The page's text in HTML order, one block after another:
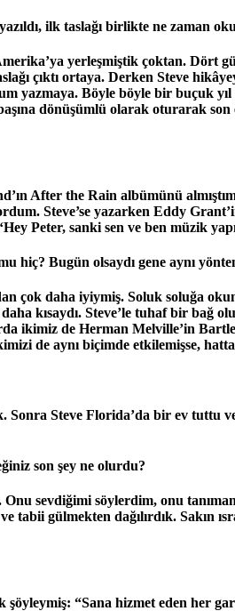
ilk taslağı birlikte ne zaman
yerleşmiştik çoktan. Dört
çıktı ortaya. Derken Steve
yazmaya. Böyle böyle bir buçuk yıl
dönüşümlü olarak oturarak
After the Rain albümünü
Steve’se yazarken Eddy
Peter, sanki sen ve ben müzik
Bugün olsaydı gene aynı
çok daha iyiymiş. Soluk soluğa
kısaydı. Steve’le tuhaf bir bağ
ikimiz de Herman Melville’in
de aynı biçimde etkilemişse,
Sonra Steve Florida’da bir ev
son şey ne olurdu?
Onu sevdiğimi söylerdim, onu
tabii gülmekten dağılırdık.
şöyleymiş: “Sana hizmet eden her